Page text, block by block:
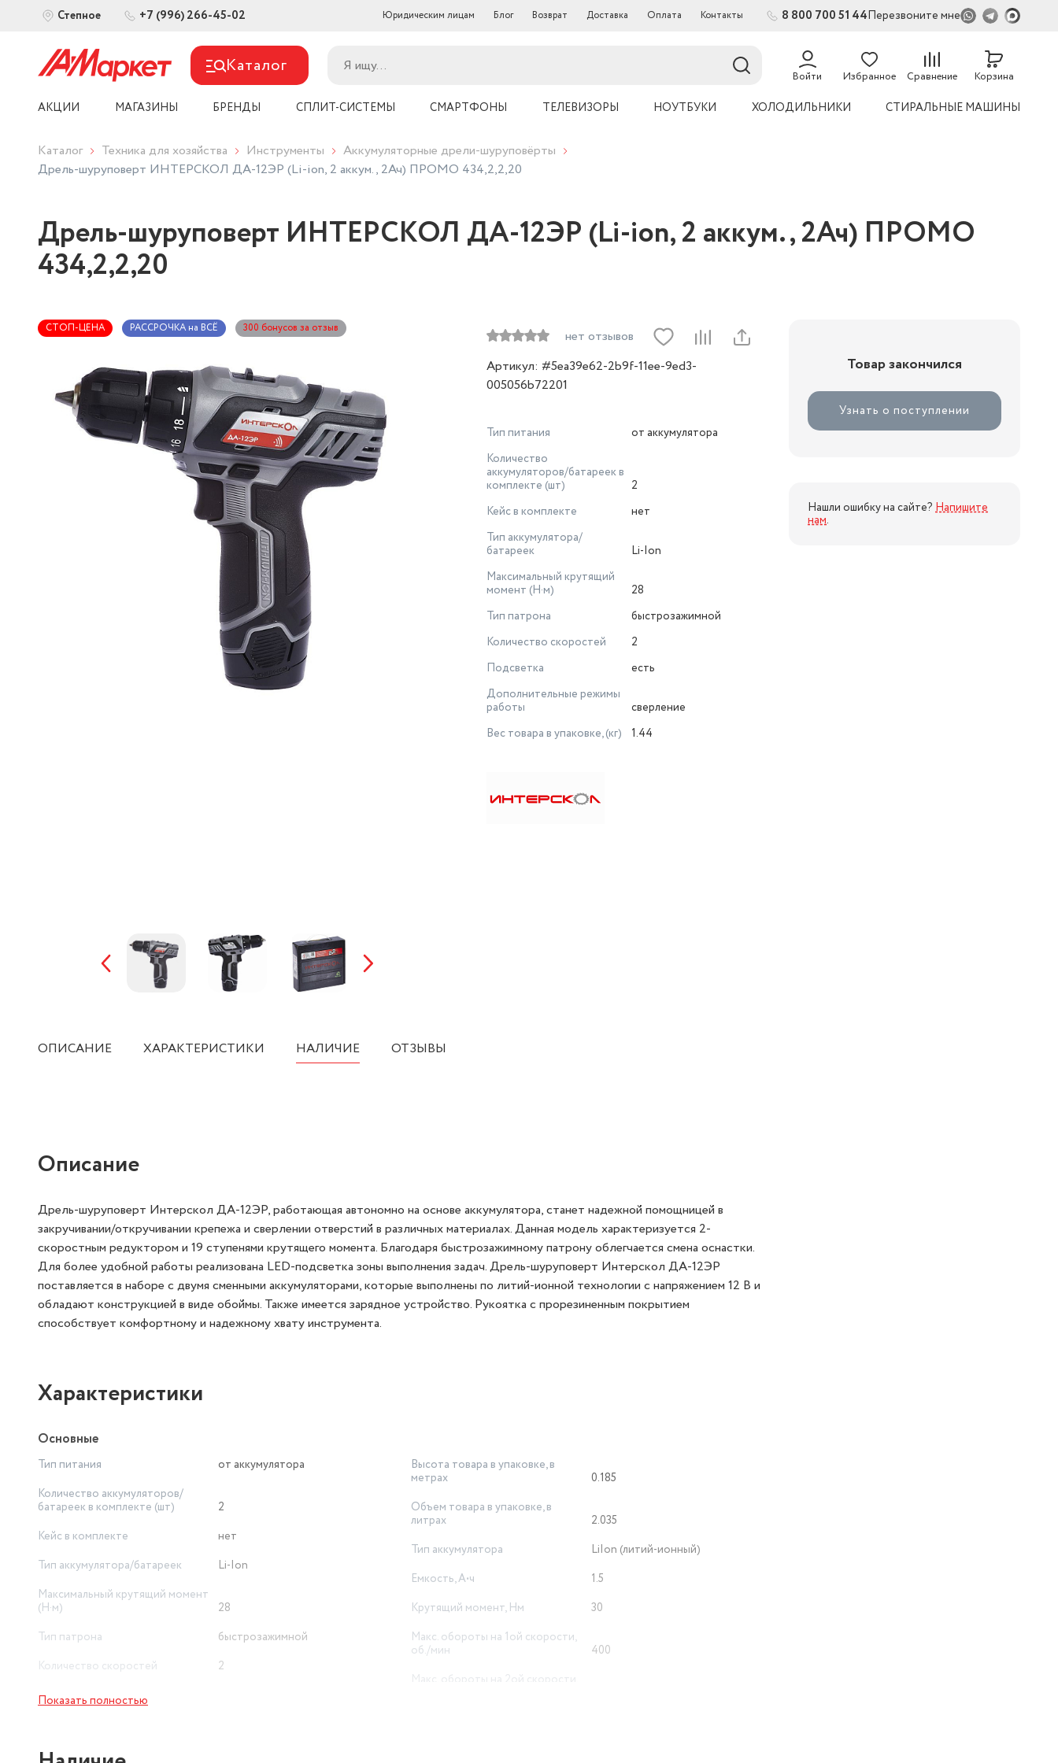
Степное +7 (996) 266-45-02 Юридическим лицам Блог Возврат Доставка Оплата Контакты 8 800 700 51 44Перезвоните мне
Каталог Войти Избранное Сравнение
54
Корзина
АКЦИИ МАГАЗИНЫ БРЕНДЫ СПЛИТ-СИСТЕМЫ СМАРТФОНЫ ТЕЛЕВИЗОРЫ НОУТБУКИ ХОЛОДИЛЬНИКИ СТИРАЛЬНЫЕ МАШИНЫ
Каталог Техника для хозяйства Инструменты
Аккумуляторные дрели-шуруповёрты
Дрель-шуруповерт ИНТЕРСКОЛ ДА-12ЭР (Li-ion, 2 аккум., 2Ач) ПРОМО 434,2,2,20
Дрель-шуруповерт ИНТЕРСКОЛ ДА-12ЭР (Li-ion, 2 аккум., 2Ач) ПРОМО
434,2,2,20
СТОП-ЦЕНА РАССРОЧКА на ВСЁ 300 бонусов за отзыв
нет отзывов
Артикул: #5ea39e62-2b9f-11ee-9ed3-
005056b72201
Тип питания
от аккумулятора
Количество
аккумуляторов/батареек в
комплекте (шт)
2
Кейс в комплекте
нет
Тип аккумулятора/
батареек
Li-Ion
Максимальный крутящий
момент (Н·м)
28
Тип патрона
быстрозажимной
Количество скоростей
2
Подсветка
есть
Дополнительные режимы
работы
сверление
Вес товара в упаковке, (кг)
1.44
Товар закончился
Узнать о поступлении
Нашли ошибку на сайте? Напишите
нам.
ОПИСАНИЕ ХАРАКТЕРИСТИКИ НАЛИЧИЕ ОТЗЫВЫ
Описание
Дрель-шуруповерт Интерскол ДА-12ЭР, работающая автономно на основе аккумулятора, станет надежной помощницей в
закручивании/откручивании крепежа и сверлении отверстий в различных материалах. Данная модель характеризуется 2-
скоростным редуктором и 19 ступенями крутящего момента. Благодаря быстрозажимному патрону облегчается смена оснастки.
Для более удобной работы реализована LED-подсветка зоны выполнения задач. Дрель-шуруповерт Интерскол ДА-12ЭР
поставляется в наборе с двумя сменными аккумуляторами, которые выполнены по литий-ионной технологии с напряжением 12 В и
обладают конструкцией в виде обоймы. Также имеется зарядное устройство. Рукоятка с прорезиненным покрытием
способствует комфортному и надежному хвату инструмента.
Характеристики
Основные
Тип питания
от аккумулятора
Количество аккумуляторов/
батареек в комплекте (шт)
2
Кейс в комплекте
нет
Тип аккумулятора/батареек
Li-Ion
Максимальный крутящий момент
(Н·м)
28
Тип патрона
быстрозажимной
Количество скоростей
2
Подсветка
Высота товара в упаковке, в
метрах
0.185
Объем товара в упаковке, в
литрах
2.035
Тип аккумулятора
LiIon (литий-ионный)
Емкость, А•ч
1.5
Крутящий момент, Нм
30
Макс. обороты на 1ой скорости,
об./мин
400
Макс. обороты на 2ой скорости,
Показать полностью